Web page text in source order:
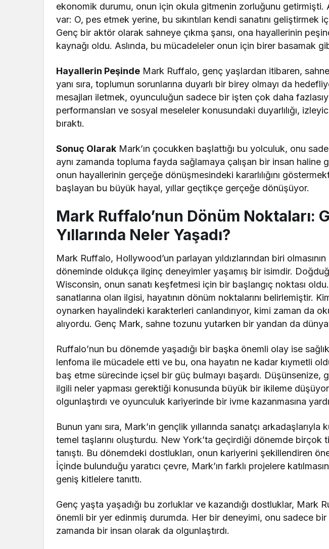
ekonomik durumu, onun için okula gitmenin zorluğunu getirmişti.
var: O, pes etmek yerine, bu sıkıntıları kendi sanatını geliştirmek
Genç bir aktör olarak sahneye çıkma şansı, ona hayallerinin
kaynağı oldu. Aslında, bu mücadeleler onun için birer basamak
Hayallerin Peşinde Mark Ruffalo, genç yaşlardan itibaren,
yanı sıra, toplumun sorunlarına duyarlı bir birey olmayı da
mesajları iletmek, oyunculuğun sadece bir işten çok daha
performansları ve sosyal meseleler konusundaki duyarlılığı,
bıraktı.
Sonuç Olarak Mark’ın çocukken başlattığı bu yolculuk, onu
aynı zamanda topluma fayda sağlamaya çalışan bir insan haline
onun hayallerinin gerçeğe dönüşmesindeki kararlılığını
başlayan bu büyük hayal, yıllar geçtikçe gerçeğe dönüşüyor.
Mark Ruffalo’nun Dönüm Noktaları:
Yıllarında Neler Yaşadı?
Mark Ruffalo, Hollywood’un parlayan yıldızlarından biri
döneminde oldukça ilginç deneyimler yaşamış bir isimdir.
Wisconsin, onun sanatı keşfetmesi için bir başlangıç noktası
sanatlarına olan ilgisi, hayatının dönüm noktalarını belirlemiştir.
oynarken hayalindeki karakterleri canlandırıyor, kimi zaman da
alıyordu. Genç Mark, sahne tozunu yutarken bir yandan da
Ruffalo’nun bu dönemde yaşadığı bir başka önemli olay ise
lenfoma ile mücadele etti ve bu, ona hayatın ne kadar kıymetli
baş etme sürecinde içsel bir güç bulmayı başardı. Düşünsenize,
ilgili neler yapması gerektiği konusunda büyük bir ikileme
olgunlaştırdı ve oyunculuk kariyerinde bir ivme kazanmasına
Bunun yanı sıra, Mark’ın gençlik yıllarında sanatçı
temel taşlarını oluşturdu. New York’ta geçirdiği dönemde birçok
tanıştı. Bu dönemdeki dostlukları, onun kariyerini şekillendiren
İçinde bulunduğu yaratıcı çevre, Mark’ın farklı projelere
geniş kitlelere tanıttı.
Genç yaşta yaşadığı bu zorluklar ve kazandığı dostluklar, Mark
önemli bir yer edinmiş durumda. Her bir deneyimi, onu sadece
zamanda bir insan olarak da olgunlaştırdı.